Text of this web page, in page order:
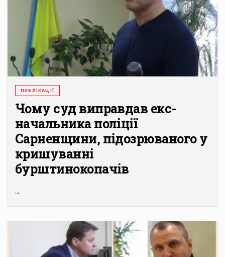
ПУБЛІКАЦІЇ
Чому суд виправдав екс-
начальника поліції
Сарненщини, підозрюваного у
кришуванні
бурштинокопачів
...